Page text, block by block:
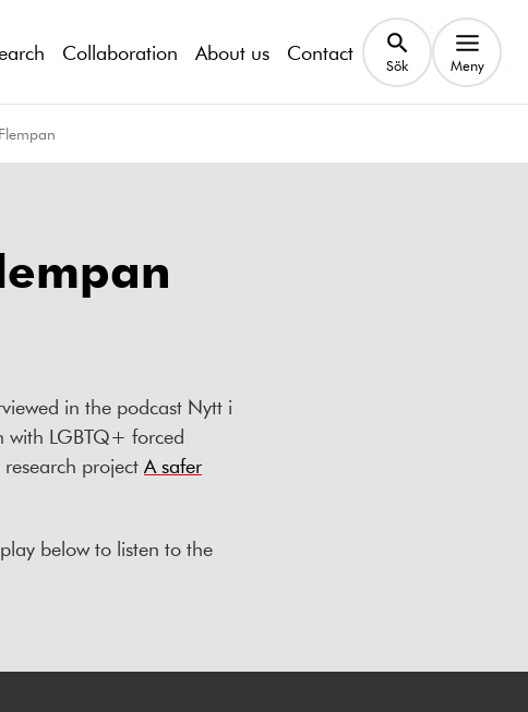
Collaboration About us Contact Sök Meny
in the podcast Nytt i
with LGBTQ+ forced
project A safer
below to listen to the